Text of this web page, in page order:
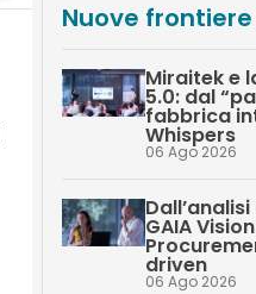
Nuove frontiere
Miraitek e
5.0: dal
fabbrica
Whispers
06 Ago 2026
GAIA
driven
06 Ago 2026